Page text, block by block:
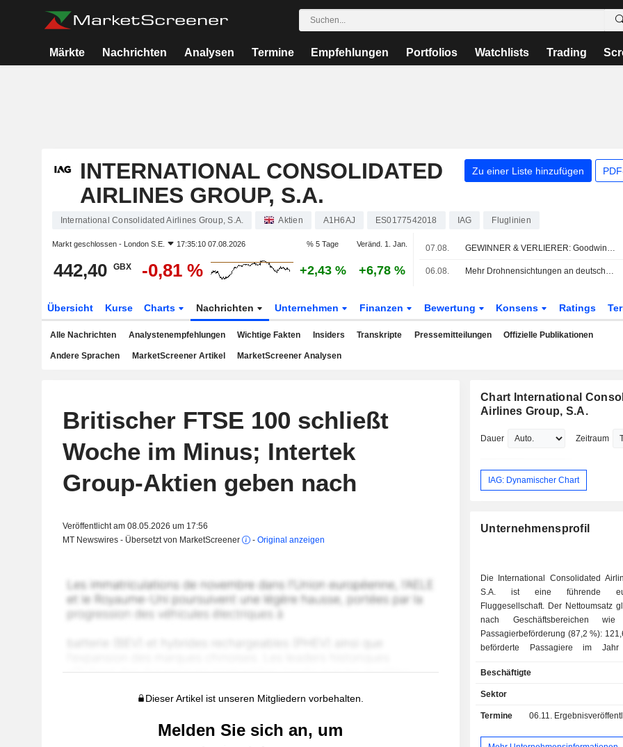
Märkte Nachrichten Analysen Termine Empfehlungen Portfolios Watchlists Trading
INTERNATIONAL CONSOLIDATED
AIRLINES GROUP, S.A.
Zu einer Liste hinzufügen
International Consolidated Airlines Group, S.A. Aktien A1H6AJ ES0177542018 IAG Fluglinien
Markt geschlossen - London S.E. 17:35:10 07.08.2026 % 5 Tage Veränd. 1. Jan.
442,40 GBX -0,81 % +2,43 % +6,78 %
07.08. GEWINNER & VERLIERER: Goodwin springt; Oxford BioMedica senkt Umsatzerwartung
06.08. Mehr Drohnensichtungen an deutschen Flughäfen
Übersicht Kurse Charts Nachrichten Unternehmen Finanzen Bewertung Konsens Ratings
Alle Nachrichten Analystenempfehlungen Wichtige Fakten Insiders Transkripte Pressemitteilungen Offizielle Publikationen
Andere Sprachen MarketScreener Artikel MarketScreener Analysen
Britischer FTSE 100 schließt
Woche im Minus; Intertek
Group-Aktien geben nach
Veröffentlicht am 08.05.2026 um 17:56
MT Newswires - Übersetzt von MarketScreener
- Original anzeigen
Dieser Artikel ist unseren Mitgliedern vorbehalten.
Melden Sie sich an, um
Chart International
Airlines Group, S.A.
Dauer Zeitraum
IAG: Dynamischer Chart
Unternehmensprofil
Die International Consolidated
S.A. ist eine führende
Fluggesellschaft. Der Nettoumsatz
nach Geschäftsbereichen
Passagierbeförderung (87,2 %):
beförderte Passagiere im
Wartungs- und
Vertrieb von
die Gruppe eine Flotte von 627
Spanien (19,2 %), das Vereinigte
Beschäftigte
Sektor
Termine 06.11.